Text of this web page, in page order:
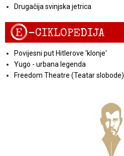
Drugačija svinjska jetrica
E-CIKLOPEDIJA
Povijesni put Hitlerove 'klonje'
Yugo - urbana legenda
Freedom Theatre (Teatar slobode)